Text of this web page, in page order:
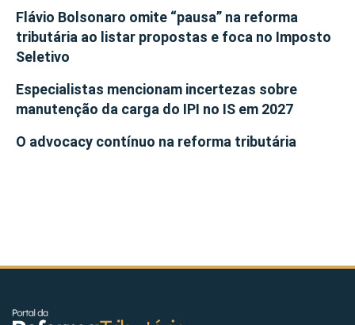
Flávio Bolsonaro omite “pausa” na reforma
tributária ao listar propostas e foca no Imposto
Seletivo
Especialistas mencionam incertezas sobre
manutenção da carga do IPI no IS em 2027
O advocacy contínuo na reforma tributária